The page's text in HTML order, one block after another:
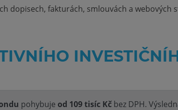
dopisech, fakturách, smlouvách a webových
pohybuje od 109 tisíc Kč bez DPH.